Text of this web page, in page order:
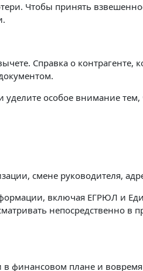
Чтобы принять
Справка о контрагенте,
особое внимание
смене руководителя,
включая ЕГРЮЛ и
непосредственно в
финансовом плане и вовремя